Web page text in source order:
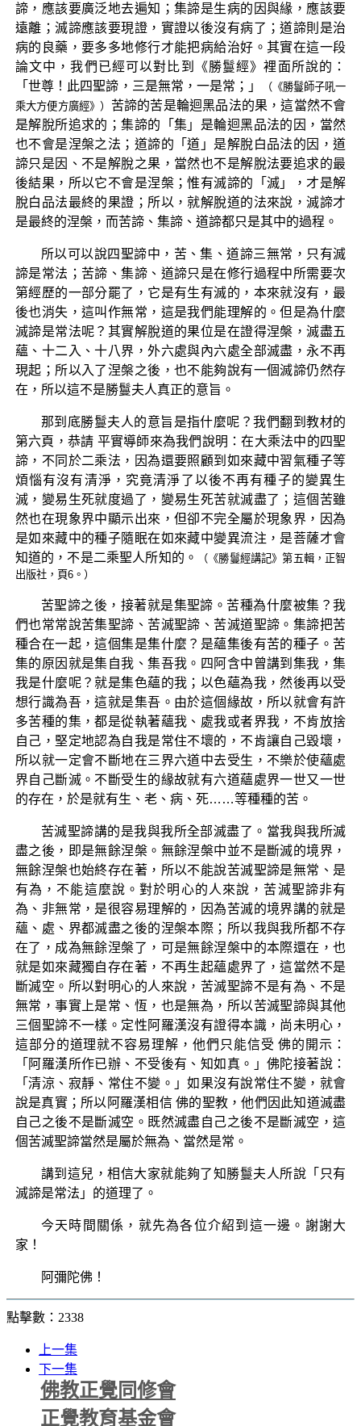
諦，應該要廣泛地去遍知；集諦是生病的因與緣，應該要
遠離；滅諦應該要現證，實證以後沒有病了；道諦則是治
病的良藥，要多多地修行才能把病給治好。其實在這一段
論文中，我們已經可以對比到《勝鬘經》裡面所說的：
「世尊！此四聖諦，三是無常，一是常；」
（《勝鬘師子吼一
乘大方便方廣經》） 苦諦的苦是輪迴黑品法的果，這當然不會
是解脫所追求的；集諦的「集」是輪迴黑品法的因，當然
也不會是涅槃之法；道諦的「道」是解脫白品法的因，道
諦只是因、不是解脫之果，當然也不是解脫法要追求的最
後結果，所以它不會是涅槃；惟有滅諦的「滅」，才是解
脫白品法最終的果證；所以，就解脫道的法來說，滅諦才
是最終的涅槃，而苦諦、集諦、道諦都只是其中的過程。
所以可以說四聖諦中，苦、集、道諦三無常，只有滅
諦是常法；苦諦、集諦、道諦只是在修行過程中所需要次
第經歷的一部分罷了，它是有生有滅的，本來就沒有，最
後也消失，這叫作無常，這是我們能理解的。但是為什麼
滅諦是常法呢？其實解脫道的果位是在證得涅槃，滅盡五
蘊、十二入、十八界，外六處與內六處全部滅盡，永不再
現起；所以入了涅槃之後，也不能夠說有一個滅諦仍然存
在，所以這不是勝鬘夫人真正的意旨。
那到底勝鬘夫人的意旨是指什麼呢？我們翻到教材的
第六頁，恭請 平實導師來為我們說明：在大乘法中的四聖
諦，不同於二乘法，因為還要照顧到如來藏中習氣種子等
煩惱有沒有清淨，究竟清淨了以後不再有種子的變異生
滅，變易生死就度過了，變易生死苦就滅盡了；這個苦雖
然也在現象界中顯示出來，但卻不完全屬於現象界，因為
是如來藏中的種子隨眠在如來藏中變異流注，是菩薩才會
知道的，不是二乘聖人所知的。
（《勝鬘經講記》第五輯，正智
出版社，頁6。）
苦聖諦之後，接著就是集聖諦。苦種為什麼被集？我
們也常常說苦集聖諦、苦滅聖諦、苦滅道聖諦。集諦把苦
種合在一起，這個集是集什麼？是蘊集後有苦的種子。苦
集的原因就是集自我、集吾我。四阿含中曾講到集我，集
我是什麼呢？就是集色蘊的我；以色蘊為我，然後再以受
想行識為吾，這就是集吾。由於這個緣故，所以就會有許
多苦種的集，都是從執著蘊我、處我或者界我，不肯放捨
自己，堅定地認為自我是常住不壞的，不肯讓自己毀壞，
所以就一定會不斷地在三界六道中去受生，不樂於使蘊處
界自己斷滅。不斷受生的緣故就有六道蘊處界一世又一世
的存在，於是就有生、老、病、死……等種種的苦。
苦滅聖諦講的是我與我所全部滅盡了。當我與我所滅
盡之後，即是無餘涅槃。無餘涅槃中並不是斷滅的境界，
無餘涅槃也始終存在著，所以不能說苦滅聖諦是無常、是
有為，不能這麼說。對於明心的人來說，苦滅聖諦非有
為、非無常，是很容易理解的，因為苦滅的境界講的就是
蘊、處、界都滅盡之後的涅槃本際；所以我與我所都不存
在了，成為無餘涅槃了，可是無餘涅槃中的本際還在，也
就是如來藏獨自存在著，不再生起蘊處界了，這當然不是
斷滅空。所以對明心的人來說，苦滅聖諦不是有為、不是
無常，事實上是常、恆，也是無為，所以苦滅聖諦與其他
三個聖諦不一樣。定性阿羅漢沒有證得本識，尚未明心，
這部分的道理就不容易理解，他們只能信受 佛的開示：
「阿羅漢所作已辦、不受後有、知如真。」佛陀接著說：
「清涼、寂靜、常住不變。」如果沒有說常住不變，就會
說是真實；所以阿羅漢相信 佛的聖教，他們因此知道滅盡
自己之後不是斷滅空。既然滅盡自己之後不是斷滅空，這
個苦滅聖諦當然是屬於無為、當然是常。
講到這兒，相信大家就能夠了知勝鬘夫人所說「只有
滅諦是常法」的道理了。
今天時間關係，就先為各位介紹到這一邊。謝謝大
家！
阿彌陀佛！
點擊數：2338
上一集
下一集
佛教正覺同修會
正覺教育基金會